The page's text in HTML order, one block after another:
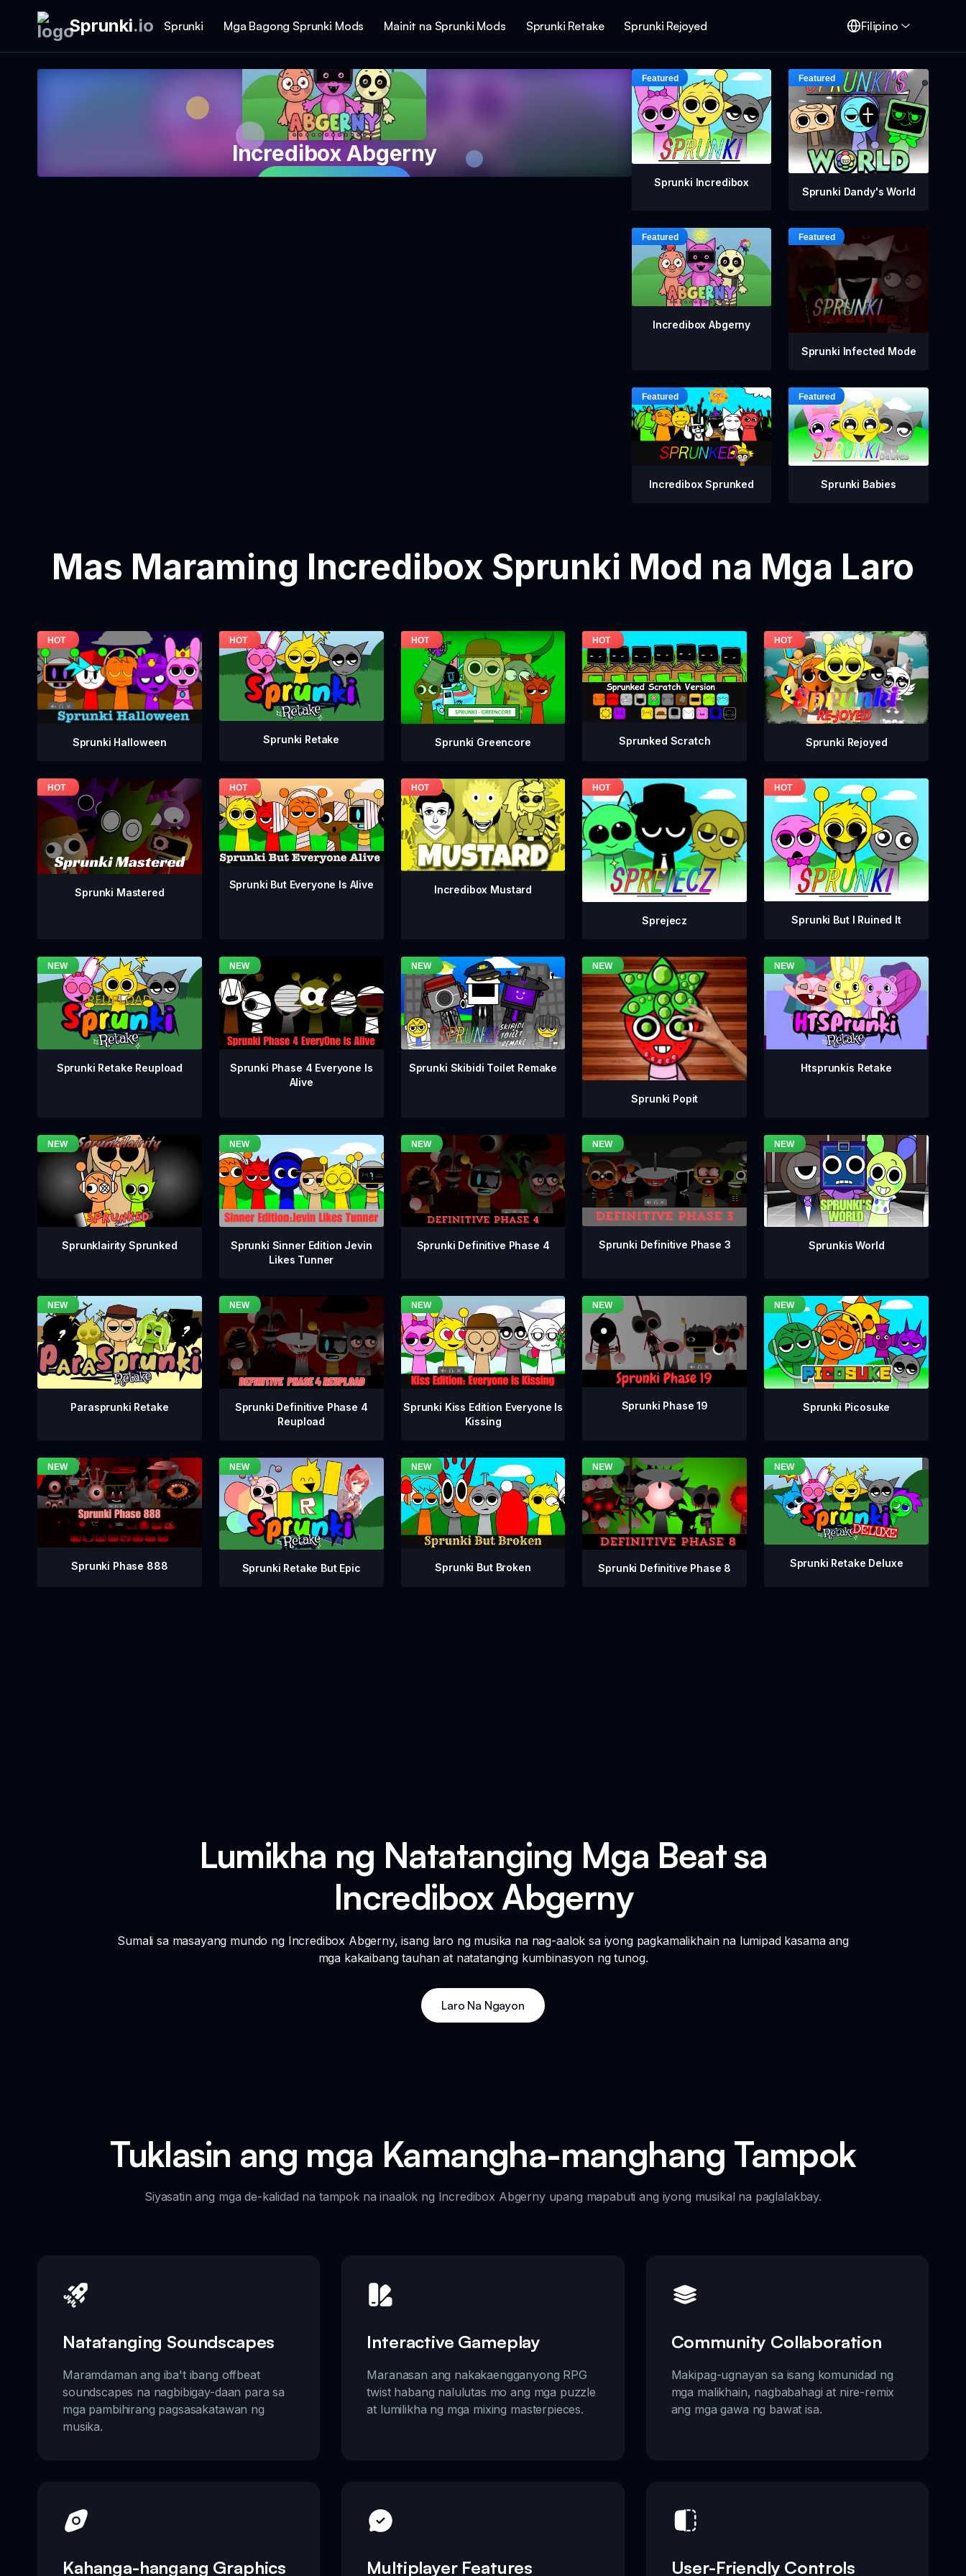
Sprunki.io Sprunki Mga Bagong Sprunki Mods Mainit na Sprunki Mods Sprunki Retake Sprunki Rejoyed Filipino
Incredibox Abgerny
Sprunki Incredibox
Sprunki Dandy's World
Incredibox Abgerny
Sprunki Infected Mode
Incredibox Sprunked Sprunki Babies
Mas Maraming Incredibox Sprunki Mod na Mga Laro
Sprunki Halloween Sprunki Retake Sprunki Greencore Sprunked Scratch Sprunki Rejoyed
Sprunki Mastered
Sprunki But Everyone Is Alive Incredibox Mustard
Sprejecz Sprunki But I Ruined It
Sprunki Retake Reupload
Sprunki Phase 4 Everyone Is
Alive
Sprunki Skibidi Toilet Remake
Sprunki Popit
Htsprunkis Retake
Sprunklairity Sprunked
Sprunki Sinner Edition Jevin
Likes Tunner
Sprunki Definitive Phase 4 Sprunki Definitive Phase 3 Sprunkis World
Parasprunki Retake
Sprunki Definitive Phase 4
Reupload
Sprunki Kiss Edition Everyone Is
Kissing
Sprunki Phase 19 Sprunki Picosuke
Sprunki Phase 888 Sprunki Retake But Epic Sprunki But Broken Sprunki Definitive Phase 8 Sprunki Retake Deluxe
Lumikha ng Natatanging Mga Beat sa
Incredibox Abgerny
Sumali sa masayang mundo ng Incredibox Abgerny, isang laro ng musika na nag-aalok sa iyong pagkamalikhain na lumipad kasama ang
mga kakaibang tauhan at natatanging kumbinasyon ng tunog.
Laro Na Ngayon
Tuklasin ang mga Kamangha-manghang Tampok
Siyasatin ang mga de-kalidad na tampok na inaalok ng Incredibox Abgerny upang mapabuti ang iyong musikal na paglalakbay.
Natatanging Soundscapes
Maramdaman ang iba't ibang offbeat
soundscapes na nagbibigay-daan para sa
mga pambihirang pagsasakatawan ng
musika.
Interactive Gameplay
Maranasan ang nakakaengganyong RPG
twist habang nalulutas mo ang mga puzzle
at lumilikha ng mga mixing masterpieces.
Community Collaboration
Makipag-ugnayan sa isang komunidad ng
mga malikhain, nagbabahagi at nire-remix
ang mga gawa ng bawat isa.
Kahanga-hangang Graphics Multiplayer Features User-Friendly Controls